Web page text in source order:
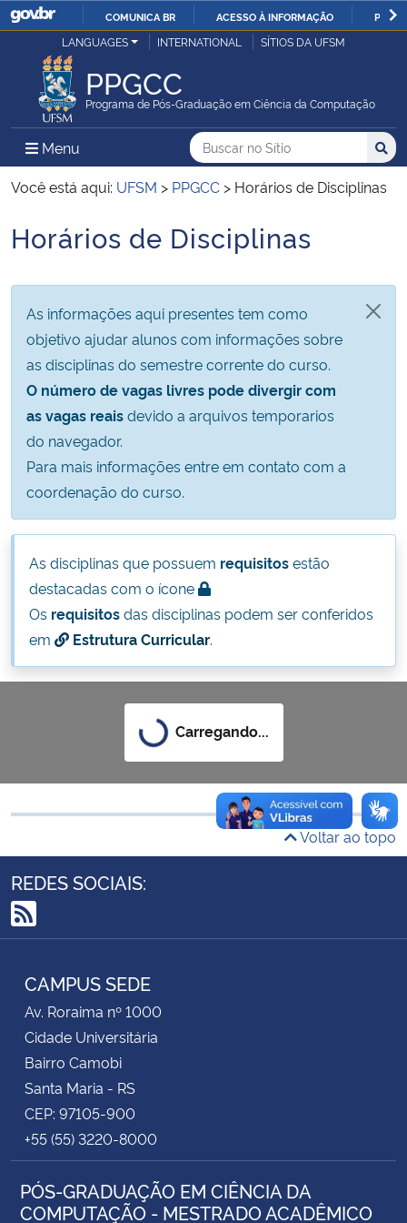
IR
COMUNICA BR ACESSO À INFORMAÇÃO
Ministério da Justiça e Segurança Pública
Ministério da Defesa
Ministério das Relações Exteriores
Ministério da Economia
Ministério da Agricultura, Pecuária e Abastecimento
Ministério da Educação
Ministério da Cidadania
Ministério da Saúde
Ministério de Minas e Energia
Ministério da Ciência, Tecnologia, Inovações e Comunicações
Ministério do Meio Ambiente
Ministério do Turismo
Controladoria-Geral da União
Ministério da Mulher, da Família e dos Direitos Humanos
Secretaria-Geral
Secretaria de Governo
Planalto
LANGUAGES INTERNATIONAL SÍTIOS DA UFSM
PPGCC
Programa de Pós-Graduação em Ciência da Computação
Menu Menu Principal do Sítio
Busca
Buscar no no Sítio
Busca:
Você está aqui: UFSM > PPGCC > Horários de Disciplinas
Início do conteúdo
Horários de Disciplinas
As informações aqui presentes tem como
objetivo ajudar alunos com informações sobre
as disciplinas do semestre corrente do curso.
O número de vagas livres pode divergir com
as vagas reaisdevido a arquivos temporarios
do navegador.
Para mais informações entre em contato com a
coordenação do curso.
As disciplinas que possuem requisitosestão
destacadas com o ícone
Os requisitosdas disciplinas podem ser conferidos
em
Estrutura Curricular.
Carregando...
Voltar ao topo
REDES SOCIAIS:
RSS
CAMPUS SEDE
Av. Roraima nº 1000
Cidade Universitária
Bairro Camobi
Santa Maria - RS
CEP: 97105-900
+55 (55) 3220-8000
PÓS-GRADUAÇÃO EM CIÊNCIA DA
COMPUTAÇÃO - MESTRADO ACADÊMICO